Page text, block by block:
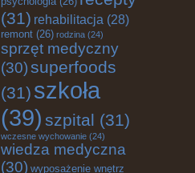
(31) rehabilitacja (28)
remont (26) rodzina (24)
sprzęt medyczny
(30)superfoods
(31) szkoła
(39) szpital (31)
wczesne wychowanie (24)
wiedza medyczna
(30) wyposażenie wnętrz